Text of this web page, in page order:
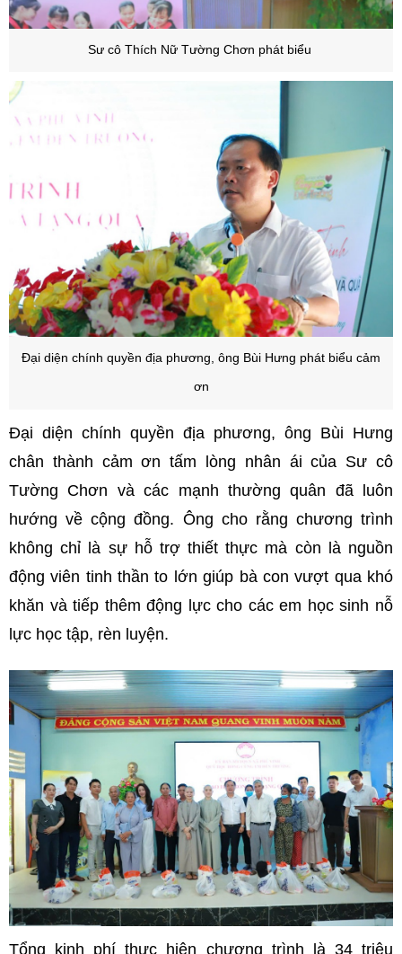
Sư cô Thích Nữ Tường Chơn phát biểu
Đại diện chính quyền địa phương, ông Bùi Hưng phát biểu cảm
ơn
Đại diện chính quyền địa phương, ông Bùi Hưng
chân thành cảm ơn tấm lòng nhân ái của Sư cô
Tường Chơn và các mạnh thường quân đã luôn
hướng về cộng đồng. Ông cho rằng chương trình
không chỉ là sự hỗ trợ thiết thực mà còn là nguồn
động viên tinh thần to lớn giúp bà con vượt qua khó
khăn và tiếp thêm động lực cho các em học sinh nỗ
lực học tập, rèn luyện.
Tổng kinh phí thực hiện chương trình là 34 triệu